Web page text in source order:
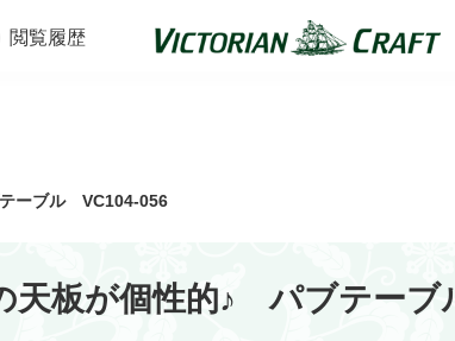
閲覧履歴
ンで探す スタイルで探す
ーブル VC104-056
天板が個性的♪ パブテー